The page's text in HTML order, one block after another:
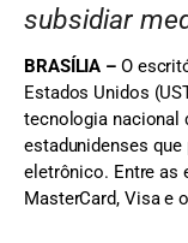
subsidiar
BRASÍLIA – O
Estados Unidos
tecnologia nacional
estadunidenses
eletrônico. Entre as
MasterCard, Visa e